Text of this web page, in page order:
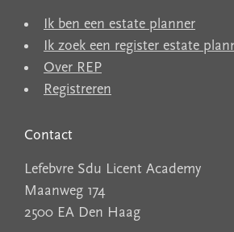
Ik ben een estate planner
Ik zoek een register estate
Over REP
Registreren
Contact
Lefebvre Sdu Licent Academy
Maanweg 174
2500 EA Den Haag